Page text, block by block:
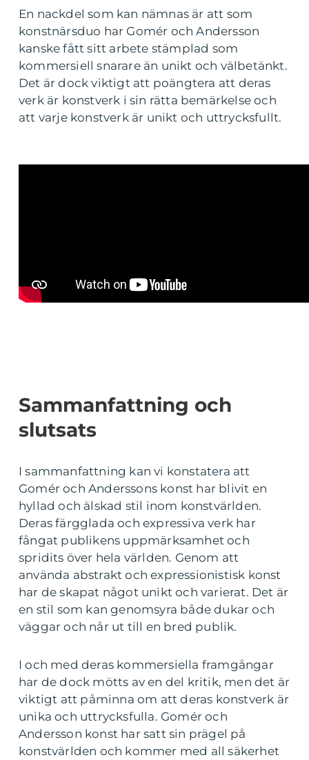
En nackdel som kan nämnas är att som
konstnärsduo har Gomér och Andersson
kanske fått sitt arbete stämplad som
kommersiell snarare än unikt och välbetänkt.
Det är dock viktigt att poängtera att deras
verk är konstverk i sin rätta bemärkelse och
att varje konstverk är unikt och uttrycksfullt.
Sammanfattning och
slutsats
I sammanfattning kan vi konstatera att
Gomér och Anderssons konst har blivit en
hyllad och älskad stil inom konstvärlden.
Deras färgglada och expressiva verk har
fångat publikens uppmärksamhet och
spridits över hela världen. Genom att
använda abstrakt och expressionistisk konst
har de skapat något unikt och varierat. Det är
en stil som kan genomsyra både dukar och
väggar och når ut till en bred publik.
I och med deras kommersiella framgångar
har de dock mötts av en del kritik, men det är
viktigt att påminna om att deras konstverk är
unika och uttrycksfulla. Gomér och
Andersson konst har satt sin prägel på
konstvärlden och kommer med all säkerhet